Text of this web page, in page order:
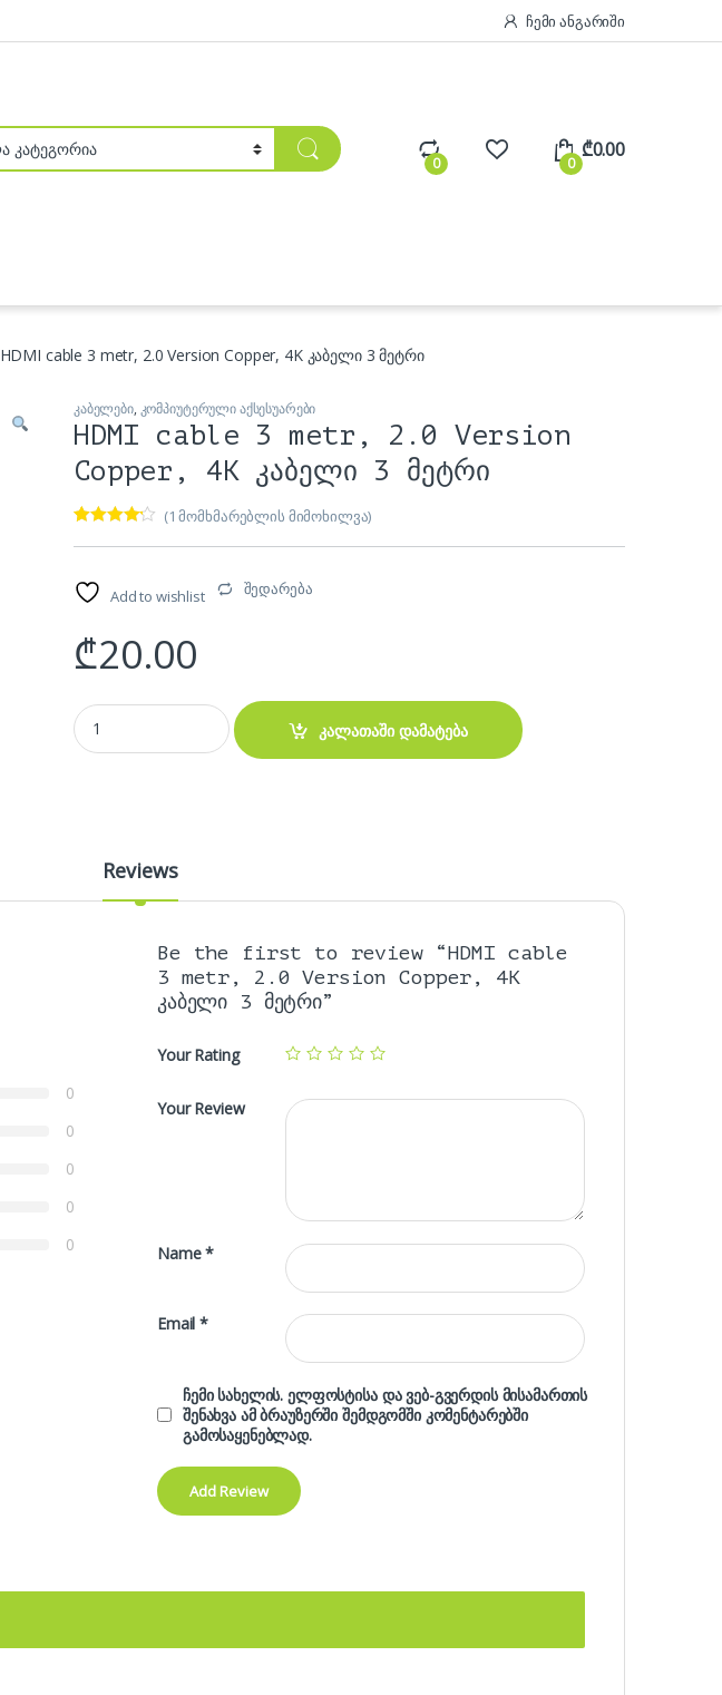
ჩემი ანგარიში
0 0
₾0.00
HDMI cable 3 metr, 2.0 Version Copper, 4K კაბელი 3 მეტრი
კაბელები, კომპიუტერული აქსესუარები
HDMI cable 3 metr, 2.0 Version
Copper, 4K კაბელი 3 მეტრი
დაფუძნე
ბულია
გამოკით
ხვაზე
(1 მომხმარებლის მიმოხილვა)
Add to wishlist შედარება
₾20.00
HDMI cable 3 metr, 2.0 Version Copper, 4K კაბელი 3 მეტრი quantity
კალათაში დამატება
Reviews
0
0
0
0
0
Be the first to review “HDMI cable
3 metr, 2.0 Version Copper, 4K
კაბელი 3 მეტრი”
Your Rating
Your Review
Name*
Email*
ჩემი სახელის. ელფოსტისა და ვებ-გვერდის მისამართის
შენახვა ამ ბრაუზერში შემდგომში კომენტარებში
გამოსაყენებლად.